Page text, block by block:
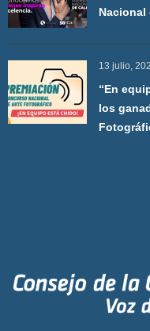
Nacional
13 julio,
“En
los